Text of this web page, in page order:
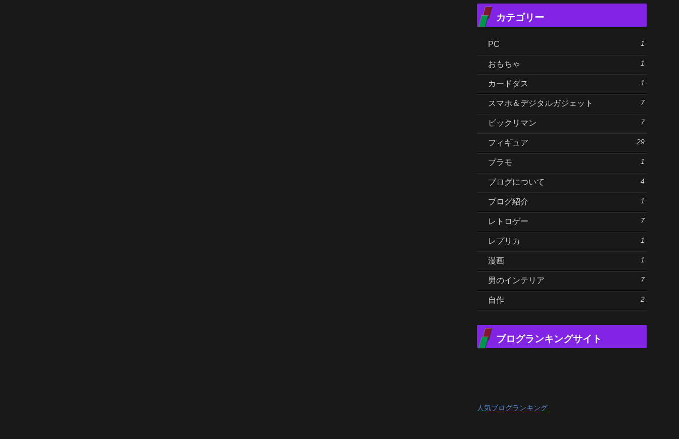
カテゴリー
PC 1
おもちゃ 1
カードダス 1
スマホ＆デジタルガジェット 7
ビックリマン 7
フィギュア 29
プラモ 1
ブログについて 4
ブログ紹介 1
レトロゲー 7
レプリカ 1
漫画 1
男のインテリア 7
自作 2
ブログランキングサイト
人気ブログランキング